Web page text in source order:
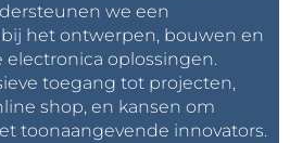
we een
het ontwerpen, bouwen en
electronica oplossingen.
toegang tot projecten,
shop, en kansen om
toonaangevende innovators.